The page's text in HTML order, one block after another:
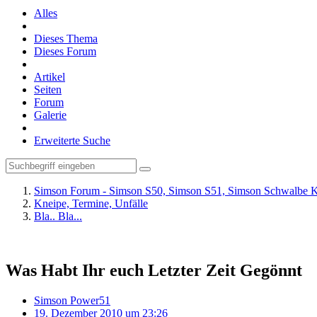
Alles
Dieses Thema
Dieses Forum
Artikel
Seiten
Forum
Galerie
Erweiterte Suche
Simson Forum - Simson S50, Simson S51, Simson Schwalbe
Kneipe, Termine, Unfälle
Bla.. Bla...
Was Habt Ihr euch Letzter Zeit Gegönnt
Simson Power51
19. Dezember 2010 um 23:26